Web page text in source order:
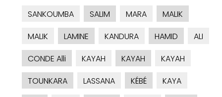
SANKOUMBA
SALIM MARA
MALIK
MALIK
LAMINE KANDURA HAMID
ALI
CONDE Alli
KAYAH KAYAH
KAYAH
TOUNKARA
LASSANA KÉBÉ
KAYA